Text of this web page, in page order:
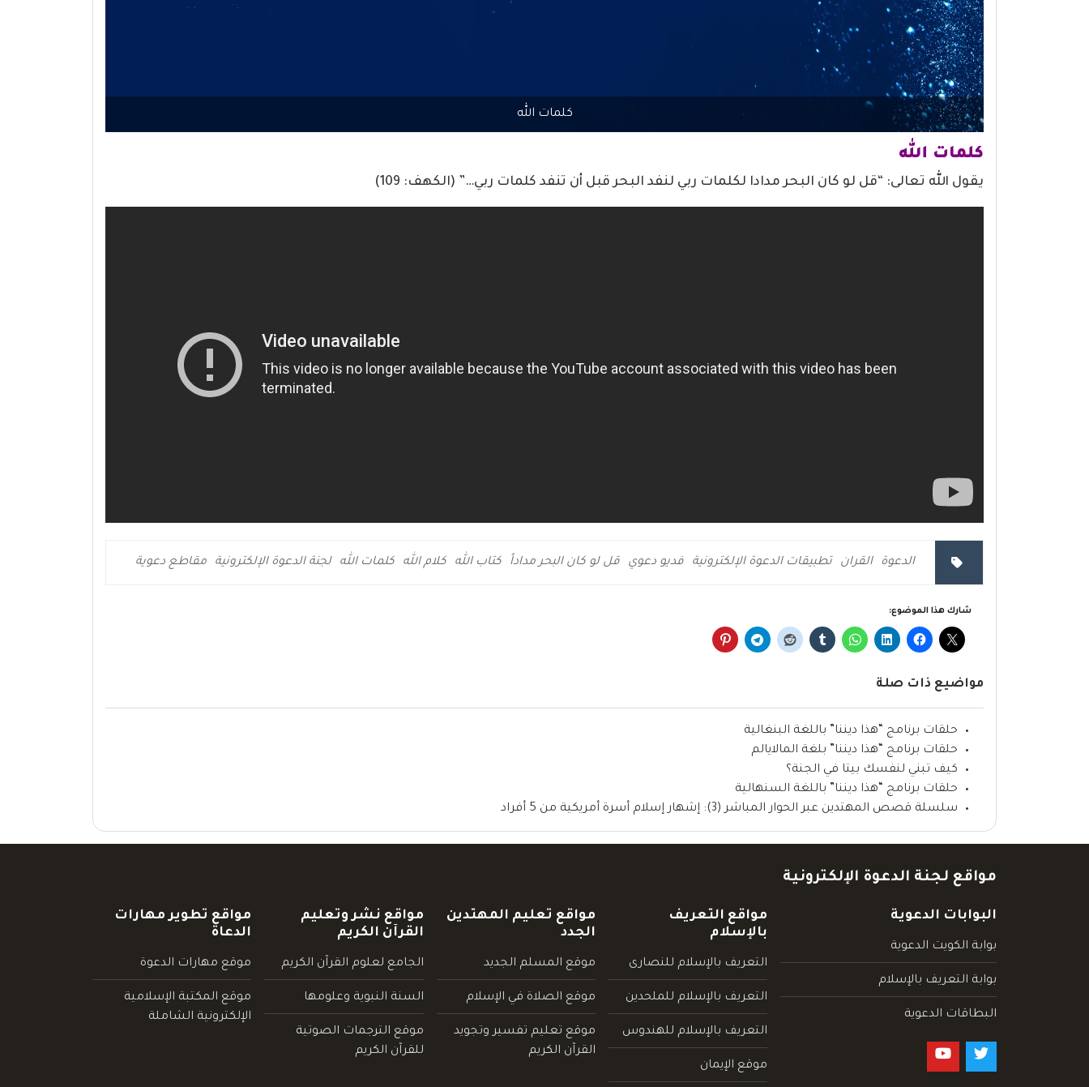
كلمات الله
كلمات الله
يقول الله تعالى: “قل لو كان البحر مدادا لكلمات ربي لنفد البحر قبل أن تنفد كلمات ربي…” (الكهف: 109)
الدعوة القران تطبيقات الدعوة الإلكترونية فديو دعوي قل لو كان البحر مداداً كتاب الله كلام الله كلمات الله لجنة الدعوة الإلكترونية مقاطع دعوية
شارك هذا الموضوع:
مواضيع ذات صلة
حلقات برنامج “هذا ديننا” باللغة البنغالية
حلقات برنامج “هذا ديننا” بلغة المالايالم
كيف تبني لنفسك بيتا في الجنة؟
حلقات برنامج “هذا ديننا” باللغة السنهالية
سلسلة قصص المهتدين عبر الحوار المباشر (3): إشهار إسلام أسرة أمريكية من 5 أفراد
مواقع لجنة الدعوة الإلكترونية
البوابات الدعوية
بوابة الكويت الدعوية
بوابة التعريف بالإسلام
البطاقات الدعوية
مواقع التعريف
بالإسلام
التعريف بالإسلام للنصارى
التعريف بالإسلام للملحدين
التعريف بالإسلام للهندوس
موقع الإيمان
مواقع تعليم المهتدين
الجدد
موقع المسلم الجديد
موقع الصلاة في الإسلام
موقع تعليم تفسير وتجويد
القرآن الكريم
مواقع نشر وتعليم
القرآن الكريم
الجامع لعلوم القرآن الكريم
السنة النبوية وعلومها
موقع الترجمات الصوتية
للقرآن الكريم
مواقع تطوير مهارات
الدعاة
موقع مهارات الدعوة
موقع المكتبة الإسلامية
الإلكترونية الشاملة